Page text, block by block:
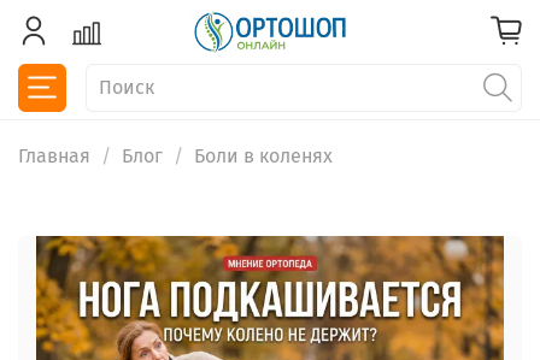
Главная Блог Боли в коленях